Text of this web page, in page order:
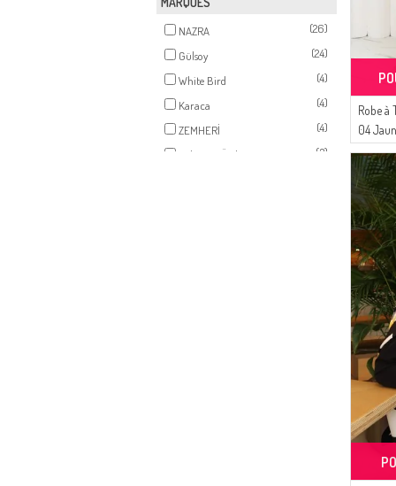
NAZRA
(26)
Gülsoy
(24)
White Bird
(4)
Karaca
(4)
ZEMHERİ
(4)
Tubanur Özdemir
(3)
Robe à
04